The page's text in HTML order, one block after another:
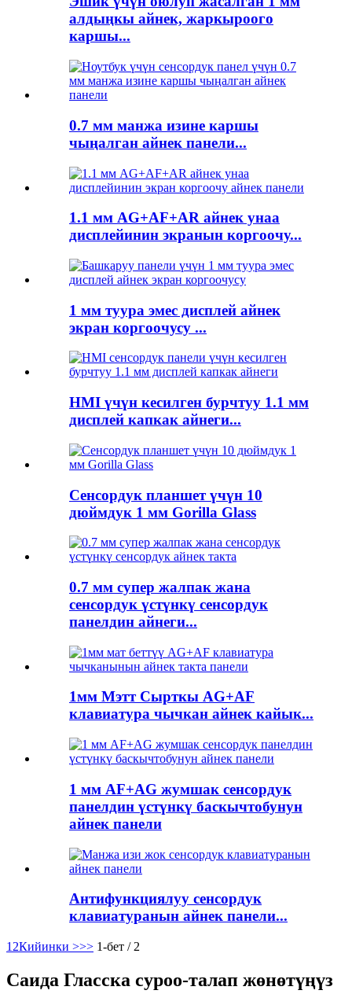
алдыңкы айнек, жаркыроого
каршы...
0.7 мм манжа изине каршы
чыңалган айнек панели...
1.1 мм AG+AF+AR айнек унаа
дисплейинин экранын коргоочу...
1 мм туура эмес дисплей айнек
экран коргоочусу ...
HMI үчүн кесилген бурчтуу 1.1 мм
дисплей капкак айнеги...
Сенсордук планшет үчүн 10
дюймдук 1 мм Gorilla Glass
0.7 мм супер жалпак жана
сенсордук үстүнкү сенсордук
панелдин айнеги...
1мм Мэтт Сырткы AG+AF
клавиатура чычкан айнек кайык...
1 мм AF+AG жумшак сенсордук
панелдин үстүнкү баскычтобунун
айнек панели
Антифункциялуу сенсордук
клавиатуранын айнек панели...
1 2Кийинки >>> 1-бет / 2
Саида Гласска суроо-талап жөнөтүңүз